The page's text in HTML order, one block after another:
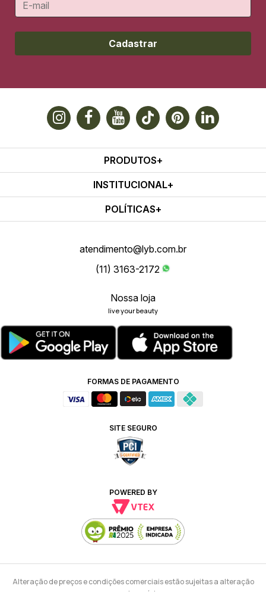
Cadastrar
PRODUTOS
INSTITUCIONAL
POLÍTICAS
atendimento@lyb.com.br
(11) 3163-2172
Nossa loja
live your beauty
FORMAS DE PAGAMENTO
SITE SEGURO
POWERED BY
Alteração de preços e condições comerciais estão sujeitas a alteração